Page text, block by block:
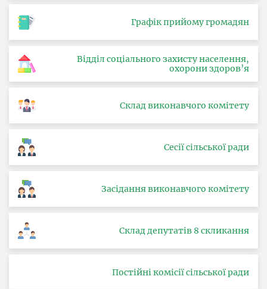
Графік прийому громадян
Відділ соціального захисту населення,
охорони здоров’я
Склад виконавчого комітету
Сесії сільської ради
Засідання виконавчого комітету
Склад депутатів 8 скликання
Постійні комісії сільської ради